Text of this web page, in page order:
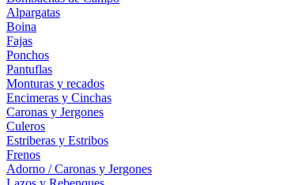
Alpargatas
Boina
Fajas
Ponchos
Pantuflas
Monturas y recados
Encimeras y Cinchas
Caronas y Jergones
Culeros
Estriberas y Estribos
Frenos
Adorno / Caronas y Jergones